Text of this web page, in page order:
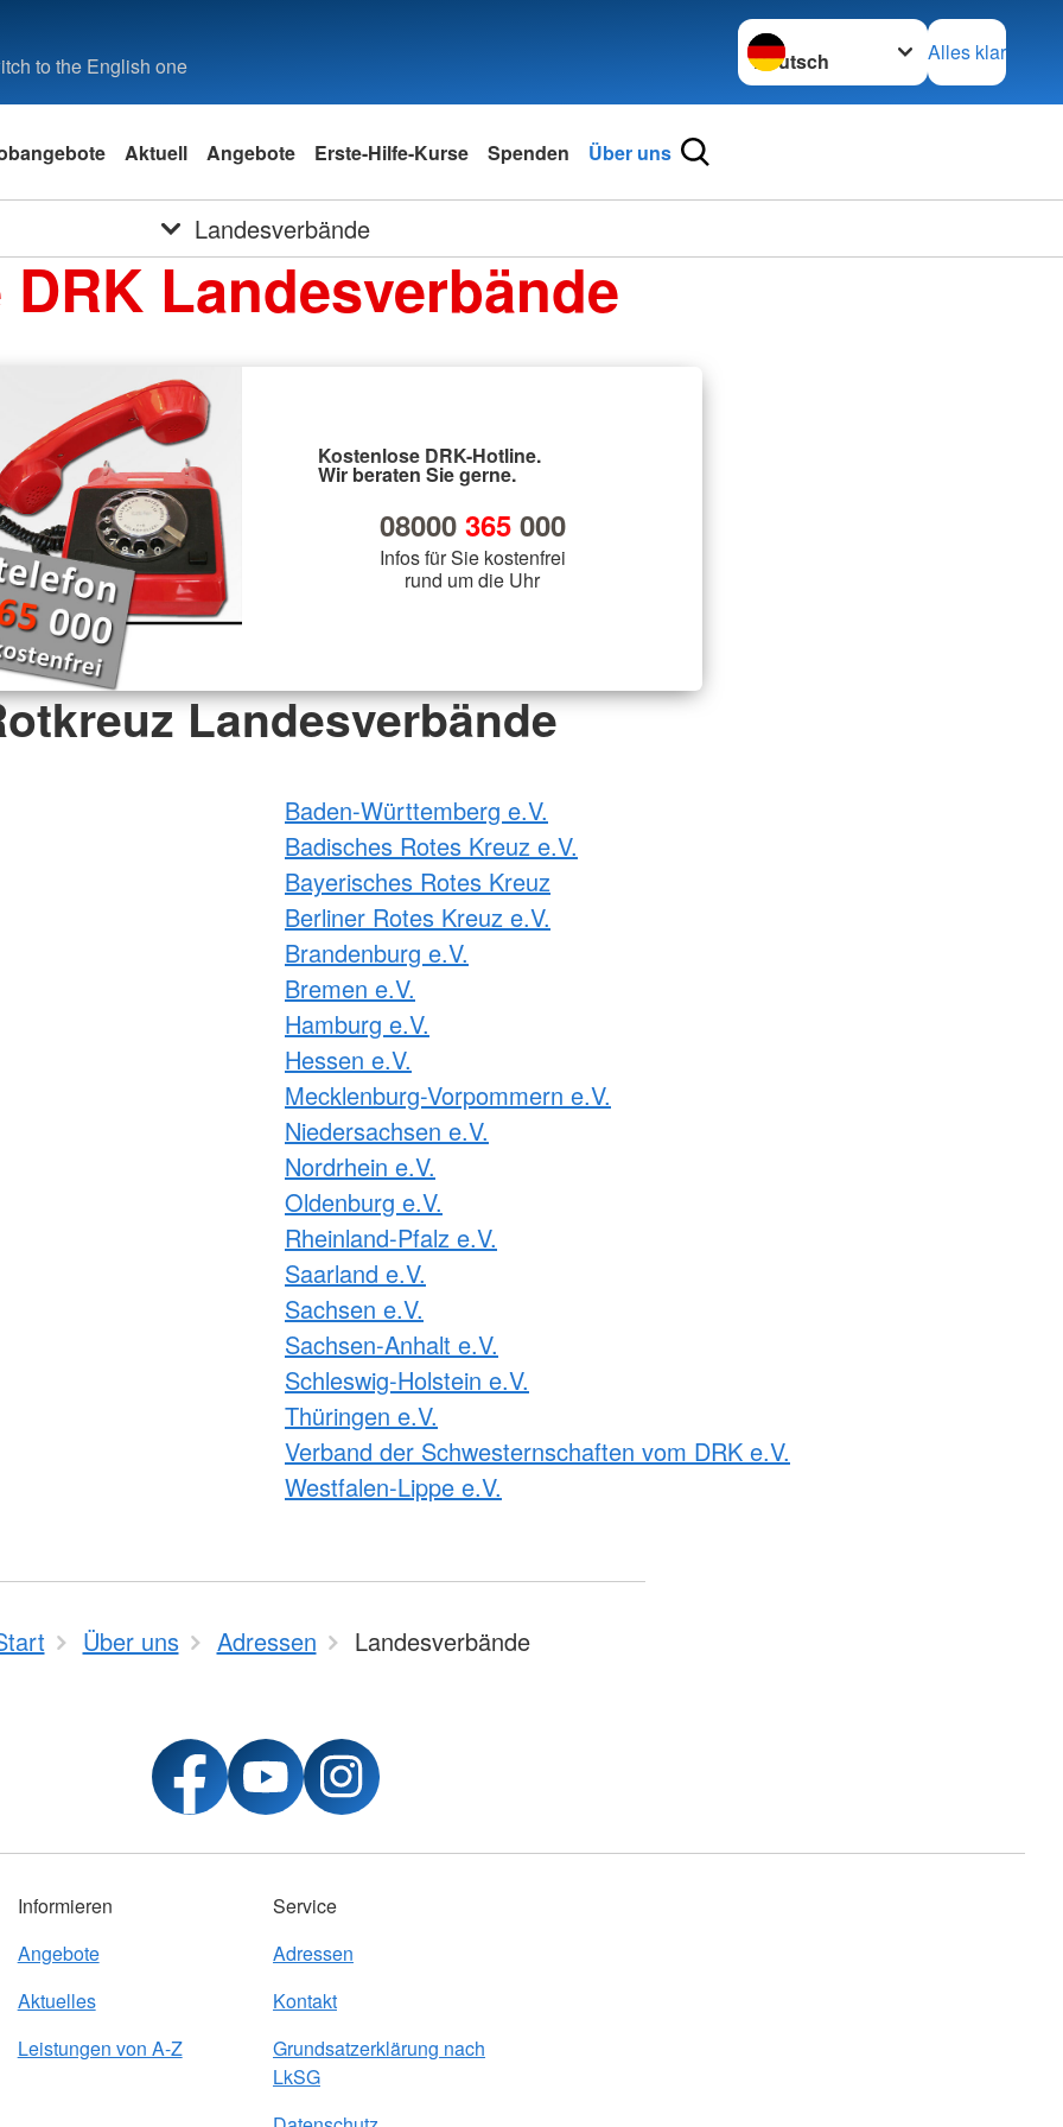
to the English one
Sprache wechseln zu
Alles klar
Aktuell Angebote Erste-Hilfe-Kurse Spenden Über uns
Landesverbände
DRK Landesverbände
Kostenlose DRK-Hotline.
Wir beraten Sie gerne.
08000 365000
Infos für Sie kostenfrei
rund um die Uhr
Landesverbände
Baden-Württemberg e.V.
Badisches Rotes Kreuz e.V.
Bayerisches Rotes Kreuz
Berliner Rotes Kreuz e.V.
Brandenburg e.V.
Bremen e.V.
Hamburg e.V.
Hessen e.V.
Mecklenburg-Vorpommern e.V.
Niedersachsen e.V.
Nordrhein e.V.
Oldenburg e.V.
Rheinland-Pfalz e.V.
Saarland e.V.
Sachsen e.V.
Sachsen-Anhalt e.V.
Schleswig-Holstein e.V.
Thüringen e.V.
Verband der Schwesternschaften vom DRK e.V.
Westfalen-Lippe e.V.
Über uns Adressen Landesverbände
Informieren
Angebote
Aktuelles
Leistungen von A-Z
Service
Adressen
Kontakt
Grundsatzerklärung nach
LkSG